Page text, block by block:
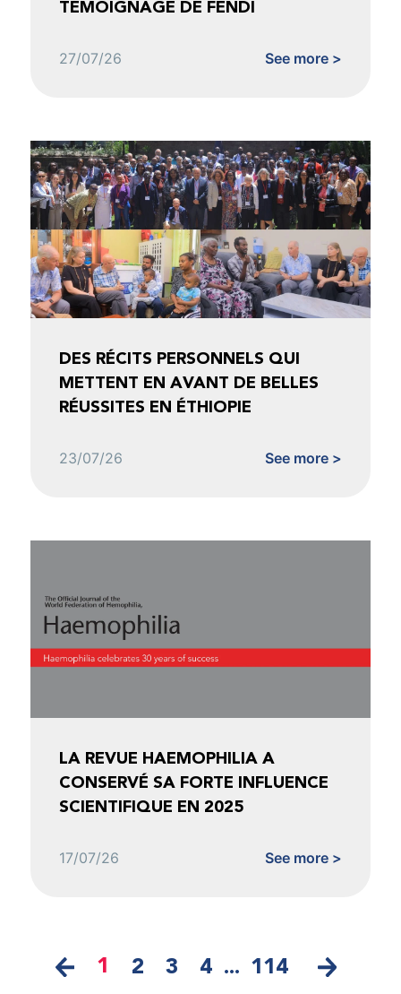
TÉMOIGNAGE DE FENDI
27/07/26 See more >
DES RÉCITS PERSONNELS QUI
METTENT EN AVANT DE BELLES
RÉUSSITES EN ÉTHIOPIE
23/07/26 See more >
LA REVUE HAEMOPHILIA A
CONSERVÉ SA FORTE INFLUENCE
SCIENTIFIQUE EN 2025
17/07/26 See more >
1 2 3 4 ... 114